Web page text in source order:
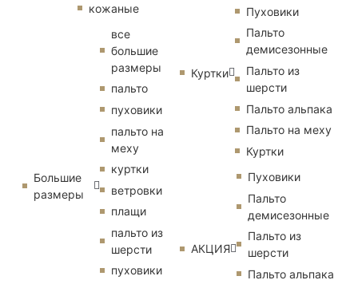
кожаные
Большие
размеры
все
большие
размеры
пальто
пуховики
пальто на
меху
куртки
ветровки
плащи
пальто из
шерсти
пуховики
Куртки
Пуховики
Пальто
демисезонные
Пальто из
шерсти
Пальто альпака
Пальто на меху
Куртки
АКЦИЯ
Пуховики
Пальто
демисезонные
Пальто из
шерсти
Пальто альпака